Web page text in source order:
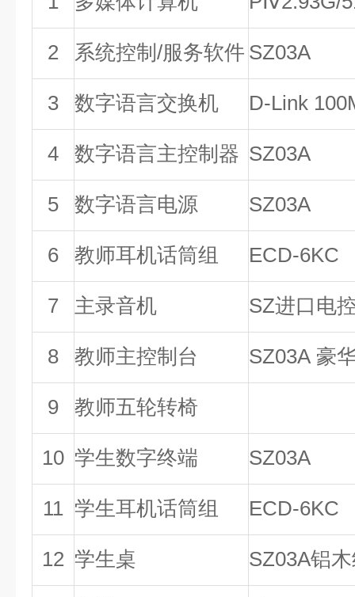
2 系统控制/服务软件 SZ03A
3 数字语言交换机 D-Link
4 数字语言主控制器 SZ03A
5 数字语言电源 SZ03A
6 教师耳机话筒组 ECD-6KC
7 主录音机 SZ进口电
8 教师主控制台 SZ03A 豪
9 教师五轮转椅
10 学生数字终端 SZ03A
11 学生耳机话筒组 ECD-6KC
12 学生桌 SZ03A铝